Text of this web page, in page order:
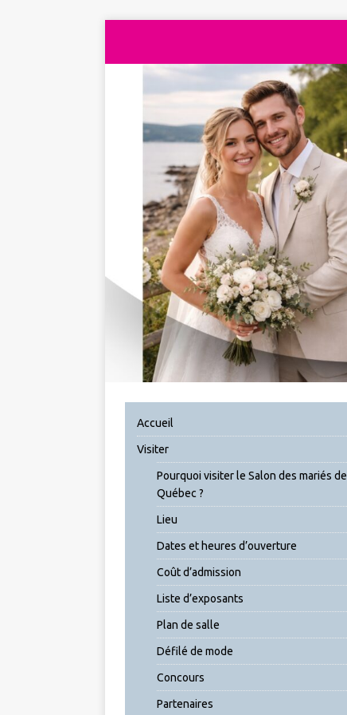
Accueil
Visiter
Pourquoi visiter le Salon des mariés de
Québec ?
Lieu
Dates et heures d’ouverture
Coût d’admission
Liste d’exposants
Plan de salle
Défilé de mode
Concours
Partenaires